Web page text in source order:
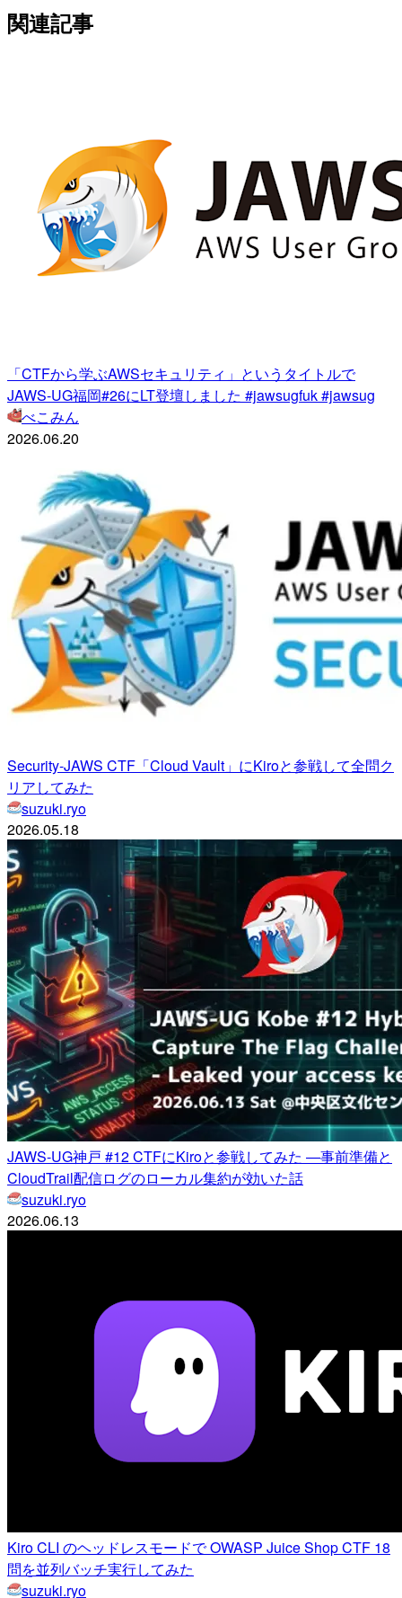
関連記事
「CTFから学ぶAWSセキュリティ」というタイトルで
JAWS-UG福岡#26にLT登壇しました #jawsugfuk #jawsug
べこみん
2026.06.20
Security-JAWS CTF「Cloud Vault」にKiroと参戦して全問ク
リアしてみた
suzuki.ryo
2026.05.18
JAWS-UG神戸 #12 CTFにKiroと参戦してみた —事前準備と
CloudTrail配信ログのローカル集約が効いた話
suzuki.ryo
2026.06.13
Kiro CLI のヘッドレスモードで OWASP Juice Shop CTF 18
問を並列バッチ実行してみた
suzuki.ryo